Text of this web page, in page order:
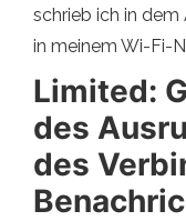
schrieb ich in dem
in meinem Wi-Fi-
Limited:
des
des